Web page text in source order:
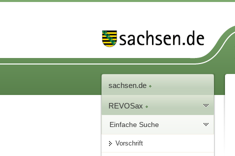
sachsen.de
REVOSax
Einfache Suche
Vorschrift